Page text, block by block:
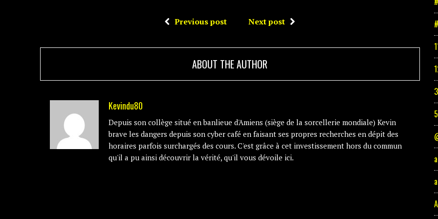
Previous post Next post
ABOUT THE AUTHOR
Kevindu80
Depuis son collège situé en banlieue d'Amiens (siège de la sorcellerie mondiale) Kevin
brave les dangers depuis son cyber café en faisant ses propres recherches en dépit des
horaires parfois surchargés des cours. C'est grâce à cet investissement hors du commun
qu'il a pu ainsi découvrir la vérité, qu'il vous dévoile ici.